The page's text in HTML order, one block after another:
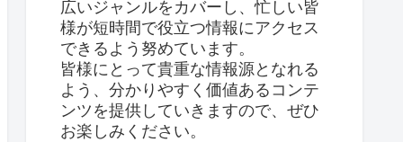
広いジャンルをカバーし、忙しい皆
様が短時間で役立つ情報にアクセス
できるよう努めています。
皆様にとって貴重な情報源となれる
よう、分かりやすく価値あるコンテ
ンツを提供していきますので、ぜひ
お楽しみください。